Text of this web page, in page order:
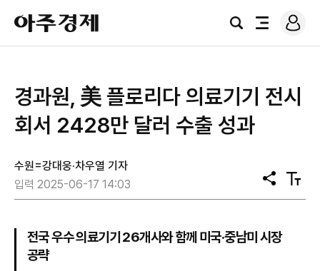
아
주
경
검
전
로
그
경과원, 美 플로리다 의료기기 전시
회서 2428만 달러 수출 성과
수원=강대웅·차우열 기자
입력 2025-06-17 14:03
공
유
텍
스
전국 우수 의료기기 26개사와 함께 미국·중남미 시장
공략